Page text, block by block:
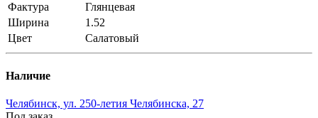
Фактура
Глянцевая
Ширина
1.52
Цвет
Салатовый
Наличие
Челябинск, ул. 250-летия Челябинска, 27